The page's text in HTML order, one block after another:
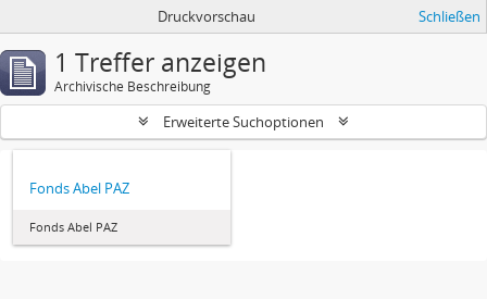
Druckvorschau Schließen
1 Treffer anzeigen
Archivische Beschreibung
Erweiterte Suchoptionen
Fonds Abel PAZ
Fonds Abel PAZ